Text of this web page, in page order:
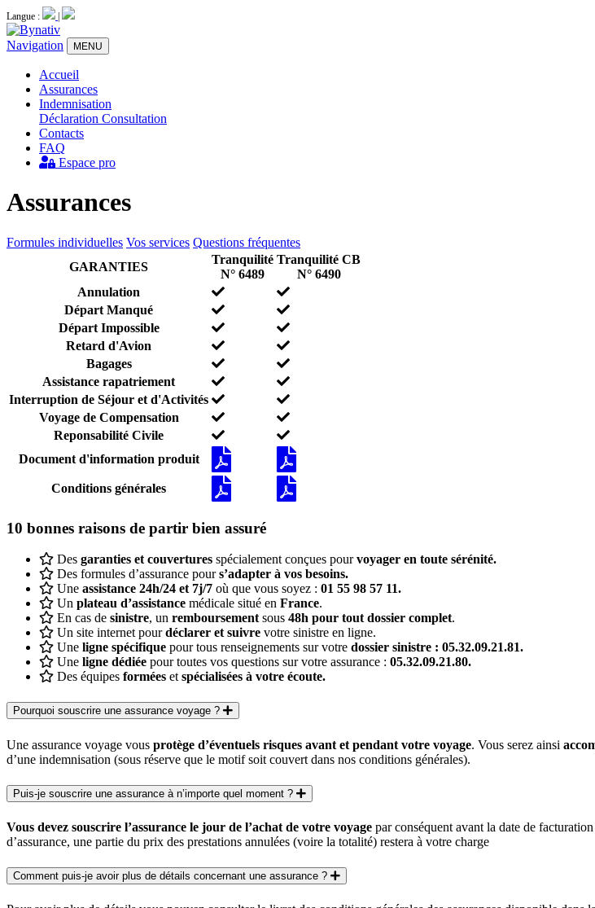
Langue :
Navigation MENU
Accueil
Assurances
Indemnisation
Déclaration Consultation
Contacts
FAQ
Espace pro
Assurances
Formules individuelles Vos services Questions fréquentes
GARANTIES
Tranquilité
N° 6489
Tranquilité CB
N° 6490
Annulation
Départ Manqué
Départ Impossible
Retard d'Avion
Bagages
Assistance rapatriement
Interruption de Séjour et d'Activités
Voyage de Compensation
Reponsabilité Civile
Document d'information produit
Conditions générales
10 bonnes raisons de partir bien assuré
Des garanties et couvertures spécialement conçues pourvoyager en toute sérénité.
Des formules d’assurance pours’adapter à vos besoins.
Une assistance 24h/24 et 7j/7 où que vous soyez : 01 55 98 57 11.
Un plateau d’assistance médicale situé en France.
En cas de sinistre, un remboursement sous 48h pour tout dossier complet.
Un site internet pourdéclarer et suivre votre sinistre en ligne.
Une ligne spécifique pour tous renseignements sur votre dossier sinistre : 05.32.09.21.81.
Une ligne dédiée pour toutes vos questions sur votre assurance : 05.32.09.21.80.
Des équipes formées et spécialisées à votre écoute.
Pourquoi souscrire une assurance voyage ?
Une assurance voyage vous protège d’éventuels risques avant et pendant votre voyage. Vous serez ainsi
d’une indemnisation (sous réserve que le motif soit couvert dans nos conditions générales).
Puis-je souscrire une assurance à n’importe quel moment ?
Vous devez souscrire l’assurance le jour de l’achat de votre voyage par conséquent avant la date de
d’assurance, une partie du prix des prestations annulées (voire la totalité) restera à votre charge
Comment puis-je avoir plus de détails concernant une assurance ?